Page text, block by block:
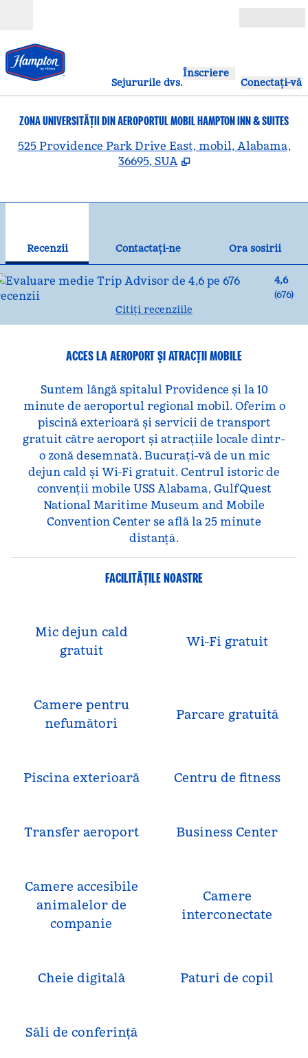
Sejururile dvs.
Înscriere
Conectați-vă
ZONA UNIVERSITĂȚII DIN AEROPORTUL MOBIL HAMPTON INN & SUITES
525 Providence Park Drive East, mobil, Alabama,
36695, SUA
Recenzii Contactaţi-ne
Ora sosirii
4,6
(676)
Citiți recenziile
ACCES LA AEROPORT ȘI ATRACȚII MOBILE
Suntem lângă spitalul Providence și la 10
minute de aeroportul regional mobil. Oferim o
piscină exterioară și servicii de transport
gratuit către aeroport și atracțiile locale dintr-
o zonă desemnată. Bucurați-vă de un mic
dejun cald și Wi-Fi gratuit. Centrul istoric de
convenții mobile USS Alabama, GulfQuest
National Maritime Museum and Mobile
Convention Center se află la 25 minute
distanță.
FACILITĂŢILE NOASTRE
Mic dejun cald
gratuit
Wi-Fi gratuit
Camere pentru
nefumători
Parcare gratuită
Piscina exterioară Centru de fitness
Transfer aeroport Business Center
Camere accesibile
animalelor de
companie
Camere
interconectate
Cheie digitală Paturi de copil
Săli de conferință